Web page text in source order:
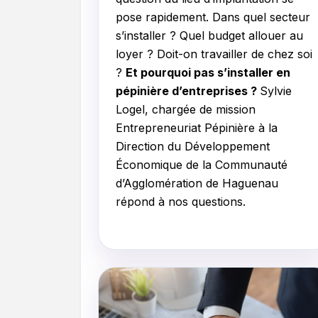
pose rapidement. Dans quel secteur
s’installer ? Quel budget allouer au
loyer ? Doit-on travailler de chez soi
? Et pourquoi pas s’installer en
pépinière d’entreprises ? Sylvie
Logel, chargée de mission
Entrepreneuriat Pépinière à la
Direction du Développement
Économique de la Communauté
d’Agglomération de Haguenau
répond à nos questions.